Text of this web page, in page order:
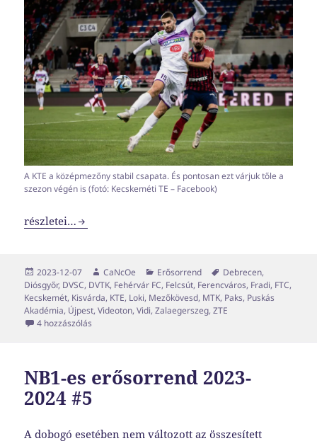
A KTE a középmezőny stabil csapata. És pontosan ezt várjuk tőle a
szezon végén is (fotó: Kecskeméti TE – Facebook)
NB1-es erősorrend 2023-2024 #6
részletei…
Közzétéve
2023-12-07 Szerző
CaNcOe Kategória
Erősorrend Címke
Debrecen,
Diósgyőr, DVSC, DVTK, Fehérvár FC, Felcsút, Ferencváros, Fradi, FTC,
Kecskemét, Kisvárda, KTE, Loki, Mezőkövesd, MTK, Paks, Puskás
Akadémia, Újpest,Videoton,Vidi,Zalaegerszeg,ZTE
4 hozzászólás
NB1-es erősorrend 2023-
2024 #5
A dobogó esetében nem változott az összesített